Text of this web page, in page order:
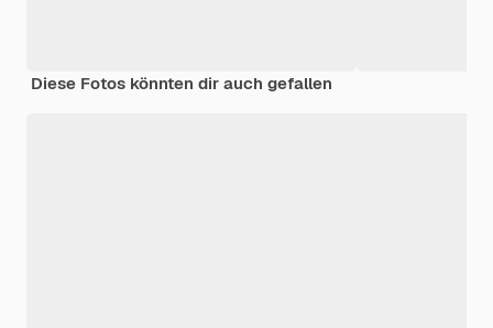
Diese Fotos könnten dir auch gefallen